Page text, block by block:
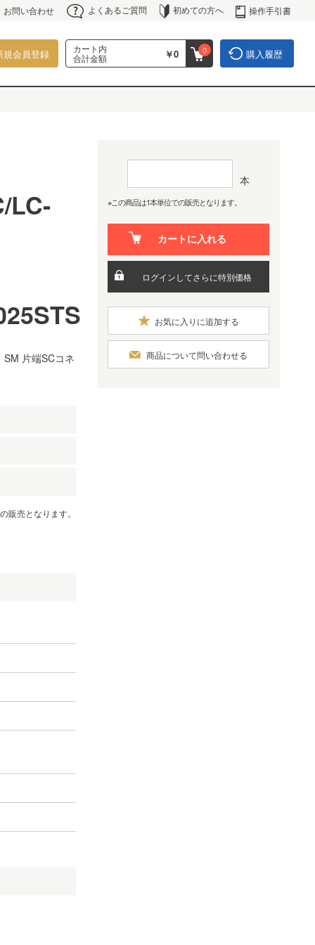
お問い合わせ よくあるご質問 初めての方へ 操作手引書
規会員登録
カート内
合計金額
￥0 0 購入履歴
LC-
片端SCコネ
販売となります。
本
※この商品は1本単位での販売となります。
カートに入れる
ログインしてさらに特別価格
お気に入りに追加する
商品について問い合わせる